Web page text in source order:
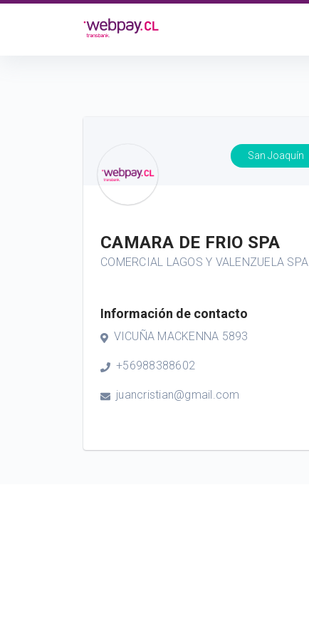
San Joaquín
CAMARA DE FRIO SPA
COMERCIAL LAGOS Y VALENZUELA SPA
Información de contacto
VICUÑA MACKENNA 5893
+56988388602
juancristian@gmail.com